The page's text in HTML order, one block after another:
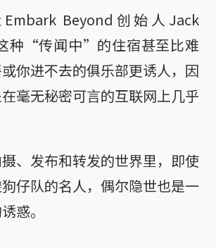
Beyond创始人Jack
种“传闻中”的住宿甚至比难
你进不去的俱乐部更诱人，因
毫无秘密可言的互联网上几乎
、发布和转发的世界里，即使
仔队的名人，偶尔隐世也是一
惑。